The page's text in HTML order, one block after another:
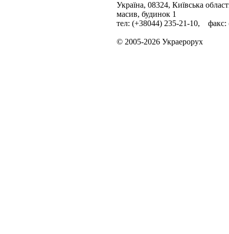
Україна, 08324, Київська
масив, будинок 1
тел: (+38044) 235-21-10, факс:
© 2005-2026 Украерорух